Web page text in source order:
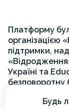
Платформу
організацією
підтримки,
Україні та
безповоротну
для її Будь